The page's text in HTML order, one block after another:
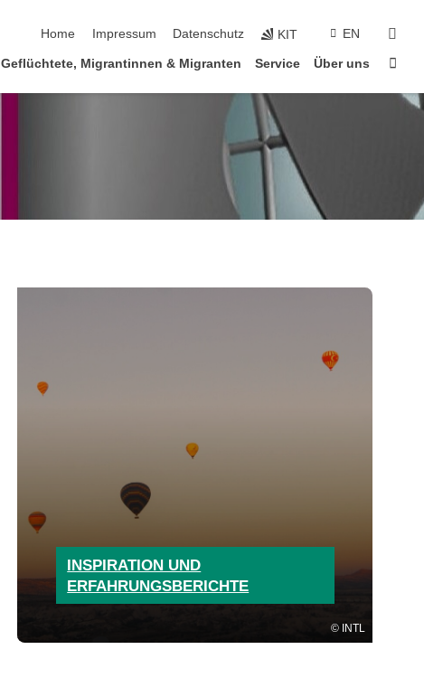
Home
Impressum Datenschutz KIT EN
Geflüchtete, Migrantinnen & Migranten Service Über uns
INTL
INSPIRATION UND
ERFAHRUNGSBERICHTE